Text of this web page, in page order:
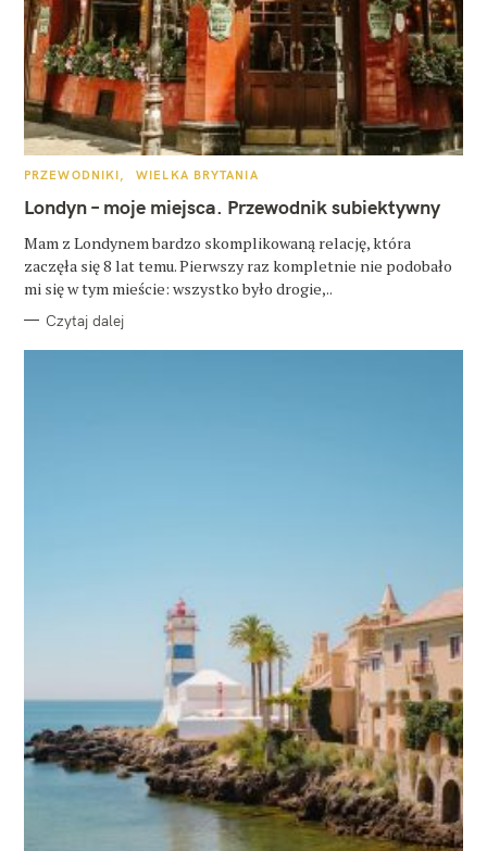
K
T
E
O
R
I
PRZEWODNIKI WIELKA BRYTANIA
Londyn – moje miejsca. Przewodnik subiektywny
Mam z Londynem bardzo skomplikowaną relację, która
zaczęła się 8 lat temu. Pierwszy raz kompletnie nie podobało
mi się w tym mieście: wszystko było drogie,..
Czytaj dalej
W
y